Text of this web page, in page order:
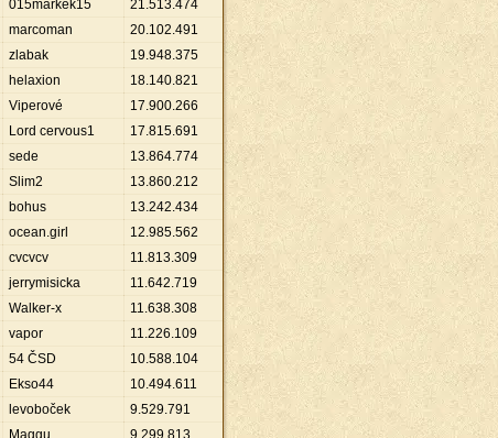
015markek15 21.513.474
marcoman 20.102.491
zlabak 19.948.375
helaxion 18.140.821
Viperové 17.900.266
Lord cervous1 17.815.691
sede 13.864.774
Slim2 13.860.212
bohus 13.242.434
ocean.girl 12.985.562
cvcvcv 11.813.309
jerrymisicka 11.642.719
Walker-x 11.638.308
vapor 11.226.109
54 ČSD 10.588.104
Ekso44 10.494.611
levoboček 9.529.791
Maggu 9 299 813